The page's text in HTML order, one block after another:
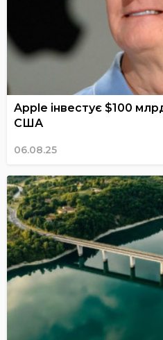
Apple інвестує $100
США
06.08.25